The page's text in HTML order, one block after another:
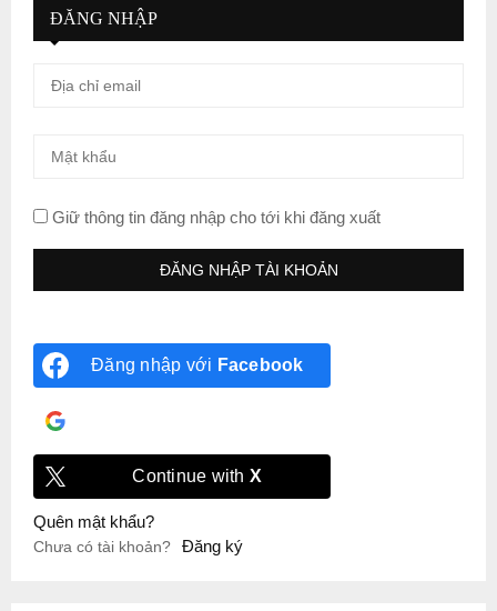
ĐĂNG NHẬP
Giữ thông tin đăng nhập cho tới khi đăng xuất
Đăng nhập với Facebook
Continue with X
Quên mật khẩu?
Chưa có tài khoản? Đăng ký